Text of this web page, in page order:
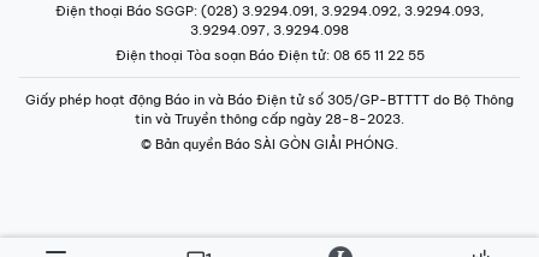
Điện thoại Báo SGGP: (028) 3.9294.091, 3.9294.092, 3.9294.093,
3.9294.097, 3.9294.098
Điện thoại Tòa soạn Báo Điện tử: 08 65 11 22 55
Giấy phép hoạt động Báo in và Báo Điện tử số 305/GP-BTTTT do Bộ Thông
tin và Truyền thông cấp ngày 28-8-2023.
© Bản quyền Báo SÀI GÒN GIẢI PHÓNG.